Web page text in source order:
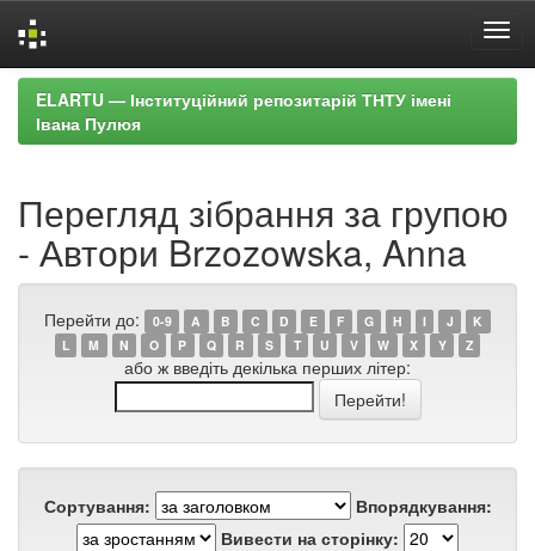
Skip
navigation
ELARTU — Інституційний репозитарій ТНТУ імені
Івана Пулюя
Перегляд зібрання за групою
- Автори Brzozowska, Anna
Перейти до: 0-9 A B C D E F G H I J
K
L
M N O P Q R S T U V W X Y Z
або ж введіть декілька перших літер:
Сортування:
Впорядкування:
Вивести на сторінку: